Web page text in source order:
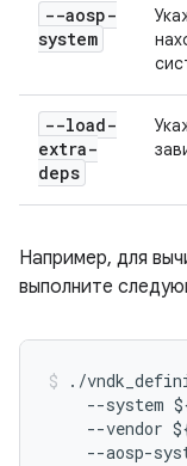
--aosp-
system
--load-
extra-
deps
Например, для
выполните
./
--system $
--vendor $
--aosp-